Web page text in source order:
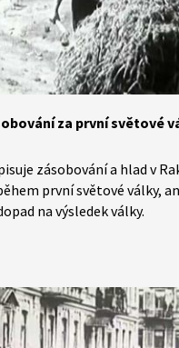
za první světové
zásobování a hlad v
první světové války,
na výsledek války.